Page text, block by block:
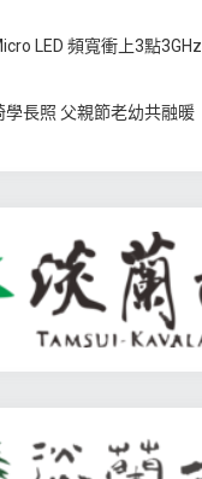
LED 頻寬衝上3點3GHz
學長照 父親節老幼共融暖